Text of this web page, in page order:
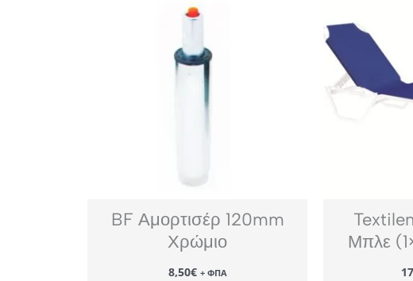
BF Αμορτισέρ 120mm
Χρώμιο
8,50€ + ΦΠΑ
Μπλε